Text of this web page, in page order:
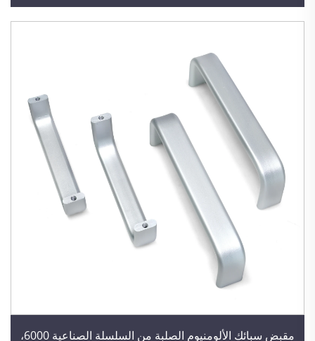
مقبض سبائك الألومنيوم الصلبة من السلسلة الصناعية 6000،